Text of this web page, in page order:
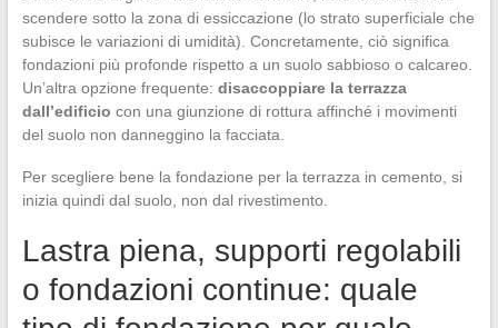
scendere sotto la zona di essiccazione (lo strato superficiale che
subisce le variazioni di umidità). Concretamente, ciò significa
fondazioni più profonde rispetto a un suolo sabbioso o calcareo.
Un’altra opzione frequente: disaccoppiare la terrazza
dall’edificio con una giunzione di rottura affinché i movimenti
del suolo non danneggino la facciata.
Per scegliere bene la fondazione per la terrazza in cemento, si
inizia quindi dal suolo, non dal rivestimento.
Lastra piena, supporti regolabili
o fondazioni continue: quale